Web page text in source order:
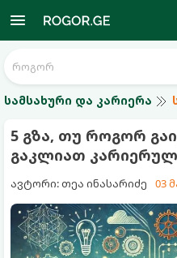
სამსახური და კარიერა
5 გზა, თუ როგორ
გაკლიათ
ავტორი: თეა ინასარიძე 03